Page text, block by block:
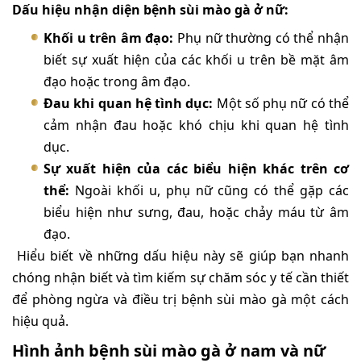
Dấu hiệu nhận diện bệnh sùi mào gà ở nữ:
Khối u trên âm đạo: Phụ nữ thường có thể nhận
biết sự xuất hiện của các khối u trên bề mặt âm
đạo hoặc trong âm đạo.
Đau khi quan hệ tình dục: Một số phụ nữ có thể
cảm nhận đau hoặc khó chịu khi quan hệ tình
dục.
Sự xuất hiện của các biểu hiện khác trên cơ
thể: Ngoài khối u, phụ nữ cũng có thể gặp các
biểu hiện như sưng, đau, hoặc chảy máu từ âm
đạo.
Hiểu biết về những dấu hiệu này sẽ giúp bạn nhanh
chóng nhận biết và tìm kiếm sự chăm sóc y tế cần thiết
để phòng ngừa và điều trị bệnh sùi mào gà một cách
hiệu quả.
Hình ảnh bệnh sùi mào gà ở nam và nữ